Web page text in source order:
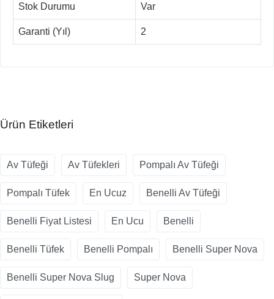
Stok Durumu Var
Garanti (Yıl) 2
Ürün Etiketleri
Av Tüfeği Av Tüfekleri Pompalı Av Tüfeği
Pompalı Tüfek En Ucuz Benelli Av Tüfeği
Benelli Fiyat Listesi En Ucu Benelli
Benelli Tüfek Benelli Pompalı Benelli Super Nova
Benelli Super Nova Slug Super Nova